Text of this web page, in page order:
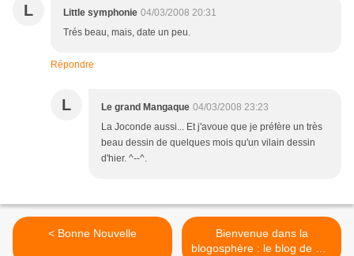
L Little symphonie 04/03/2008 20:31
Trés beau, mais, date un peu.
Répondre
L Le grand Mangaque 04/03/2008 23:23
La Joconde aussi... Et j'avoue que je préfère un très
beau dessin de quelques mois qu'un vilain dessin
d'hier. ^--^.
< Bonne Nouvelle
Bienvenue dans la
blogosphère : le blog de Rej